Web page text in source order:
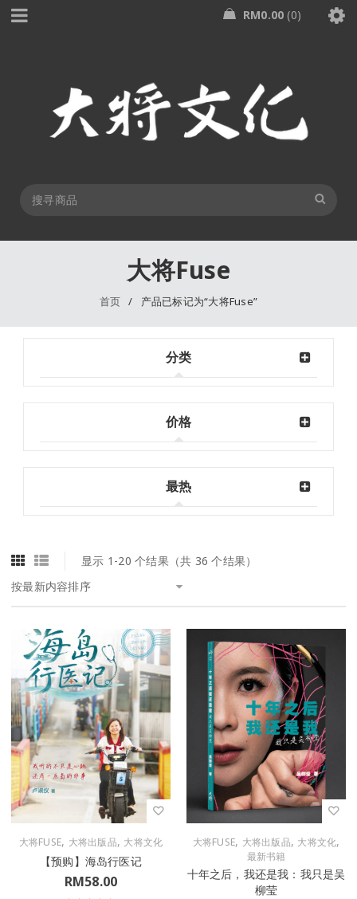
RM0.00 0
大将Fuse
首页 / 产品已标记为“大将Fuse”
分类
价格
最热
显示 1-20 个结果（共 36 个结果）
按最新内容排序
大将FUSE, 大将出版品, 大将文化
【预购】海岛行医记
RM58.00
大将FUSE, 大将出版品, 大将文化,
最新书籍
十年之后，我还是我：我只是吴
柳莹